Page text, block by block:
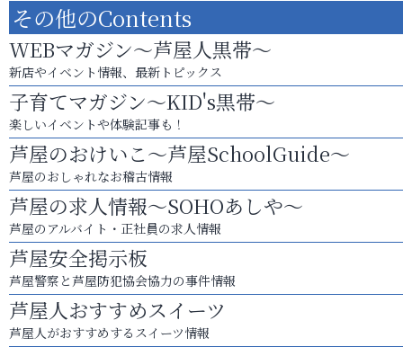
その他のContents
WEBマガジン～芦屋人黒帯～
新店やイベント情報、最新トピックス
子育てマガジン～KID's黒帯～
楽しいイベントや体験記事も！
芦屋のおけいこ～芦屋SchoolGuide～
芦屋のおしゃれなお稽古情報
芦屋の求人情報～SOHOあしや～
芦屋のアルバイト・正社員の求人情報
芦屋安全掲示板
芦屋警察と芦屋防犯協会協力の事件情報
芦屋人おすすめスイーツ
芦屋人がおすすめするスイーツ情報